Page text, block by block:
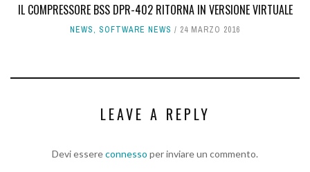
IL COMPRESSORE BSS DPR-402 RITORNA IN VERSIONE VIRTUALE
NEWS, SOFTWARE NEWS 24 MARZO 2016
LEAVE A REPLY
Devi essereconnesso per inviare un commento.